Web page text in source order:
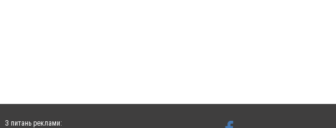
З питань реклами: